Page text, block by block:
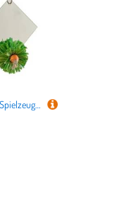
Hängende doppelseitige Platte Spielzeug für Papageien Käfig hängen rotierend Kauspielzeug Vogelkäfig Unterhaltung Übungsplatte